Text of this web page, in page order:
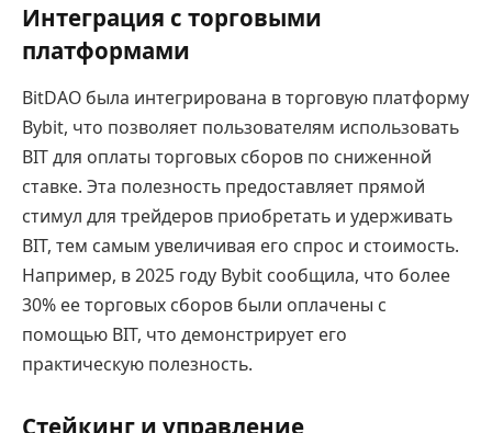
Интеграция с торговыми
платформами
BitDAO была интегрирована в торговую платформу
Bybit, что позволяет пользователям использовать
BIT для оплаты торговых сборов по сниженной
ставке. Эта полезность предоставляет прямой
стимул для трейдеров приобретать и удерживать
BIT, тем самым увеличивая его спрос и стоимость.
Например, в 2025 году Bybit сообщила, что более
30% ее торговых сборов были оплачены с
помощью BIT, что демонстрирует его
практическую полезность.
Стейкинг и управление